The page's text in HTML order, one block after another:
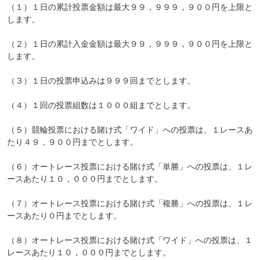
（１）１日の累計投票金額は最大９９，９９９，９００円を上限と
します。
（２）１日の累計入金金額は最大９９，９９９，９００円を上限と
します。
（３）１日の投票申込みは９９９回までとします。
（４）１回の投票組数は１０００組までとします。
（５）競輪投票における賭け式「ワイド」への投票は、１レースあ
たり４９，９００円までとします。
（６）オートレース投票における賭け式「単勝」への投票は、１レ
ースあたり１０，０００円までとします。
（７）オートレース投票における賭け式「複勝」への投票は、１レ
ースあたり０円までとします。
（８）オートレース投票における賭け式「ワイド」への投票は、１
レースあたり１０，０００円までとします。